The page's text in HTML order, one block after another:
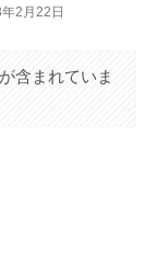
2月22日
含まれていま